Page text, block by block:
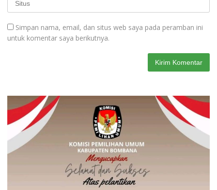
Simpan nama, email, dan situs web saya pada peramban ini
untuk komentar saya berikutnya.